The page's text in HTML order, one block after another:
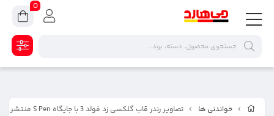
خواندنی ها تصاویر رندر قاب گلکسی زد فولد 3 با جایگاه S Pen منتشر شد
0